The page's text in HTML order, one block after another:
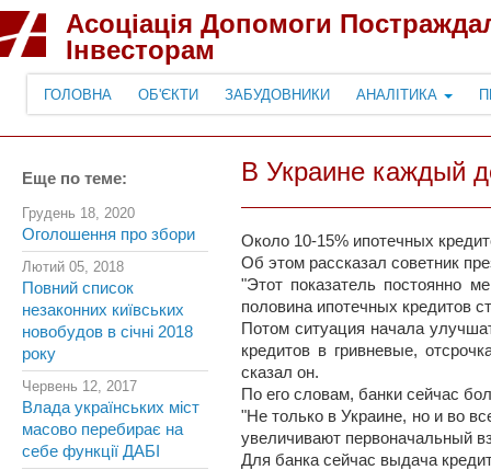
Асоціація Допомоги
Інвесторам
ГОЛОВНА ОБ'ЄКТИ ЗАБУДОВНИКИ АНАЛІТИКА
Еще по теме:
Грудень 18, 2020
Оголошення про збори
Лютий 05, 2018
Повний список
незаконних київських
новобудов в січні 2018
року
Червень 12, 2017
Влада українських міст
масово перебирає на
себе функції ДАБІ
В Украине каждый
Около 10-15% ипотечных
Об этом рассказал советник
"Этот показатель постоянно
половина ипотечных кредитов
Потом ситуация начала
кредитов в гривневые,
сказал он.
По его словам, банки сейчас
"Не только в Украине, но и во
увеличивают первоначальный
Для банка сейчас выдача